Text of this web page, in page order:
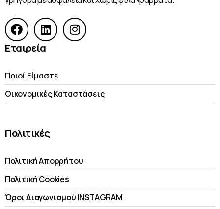
Εταιρεία
Ποιοί Είμαστε
Οικονομικές Kαταστάσεις
Πολιτικές
Πολιτική Απορρήτου
Πολιτική Cookies
Όροι Διαγωνισμού INSTAGRAM